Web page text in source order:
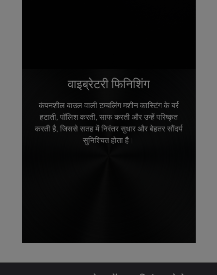
वाइब्रेटरी फिनिशिंग
कंपनशील बाउल वाली टम्बलिंग मशीन कास्टिंग के बर्र
हटाती, पॉलिश करती, साफ करती और उन्हें परिष्कृत
करती है, जिससे सतह में निरंतर सुधार और बेहतर सौंदर्य
सुनिश्चित होता है।